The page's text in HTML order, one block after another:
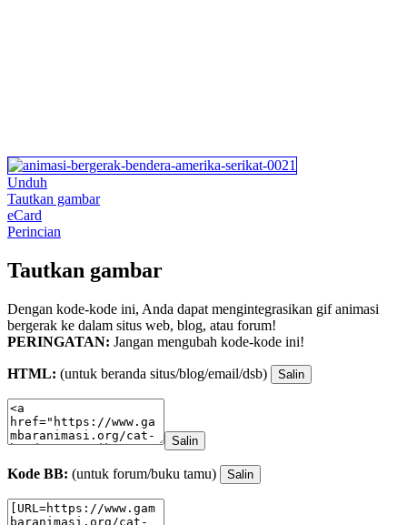
Unduh
Tautkan gambar
eCard
Perincian
Tautkan gambar
Dengan kode-kode ini, Anda dapat mengintegrasikan gif animasi
bergerak ke dalam situs web, blog, atau forum!
PERINGATAN: Jangan mengubah kode-kode ini!
HTML: (untuk beranda situs/blog/email/dsb) Salin
Salin
Kode BB: (untuk forum/buku tamu) Salin